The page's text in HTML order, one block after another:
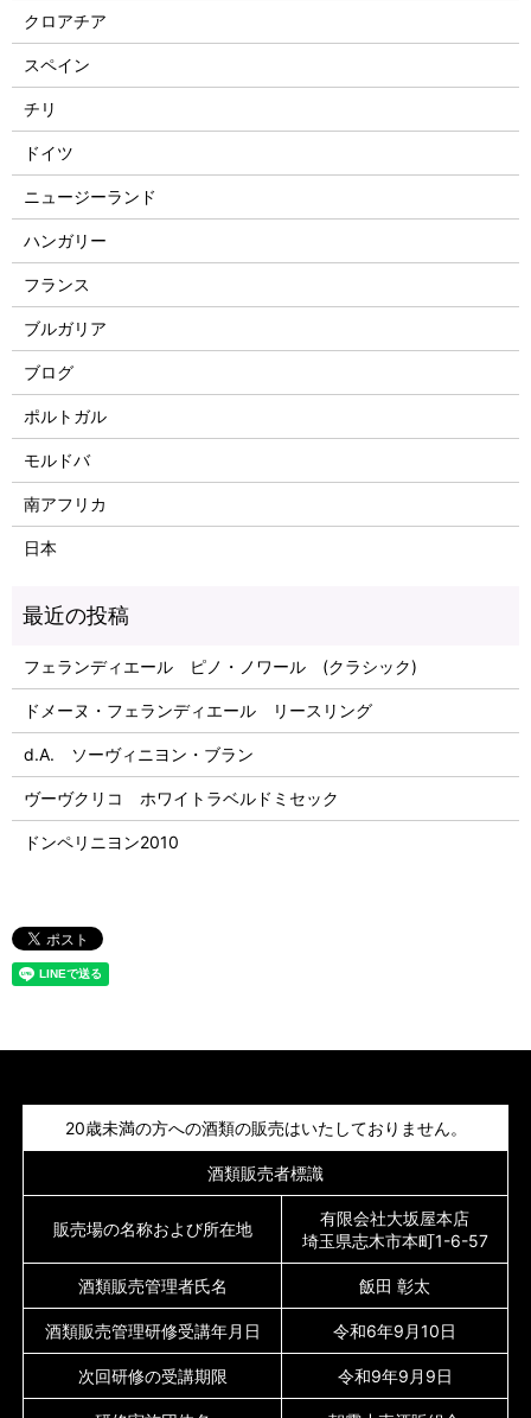
クロアチア
スペイン
チリ
ドイツ
ニュージーランド
ハンガリー
フランス
ブルガリア
ブログ
ポルトガル
モルドバ
南アフリカ
日本
フェランディエール ピノ・ノワール (クラシック)
ドメーヌ・フェランディエール リースリング
d.A. ソーヴィニヨン・ブラン
ヴーヴクリコ ホワイトラベルドミセック
ドンペリニヨン2010
20歳未満の方への酒類の販売はいたしておりません。
酒類販売者標識
販売場の名称および所在地
有限会社大坂屋本店
埼玉県志木市本町1-6-57
酒類販売管理者氏名 飯田 彰太
酒類販売管理研修受講年月日 令和6年9月10日
次回研修の受講期限 令和9年9月9日